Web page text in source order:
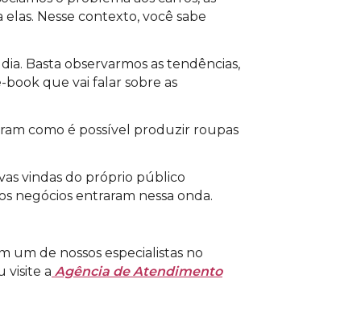
Nesse contexto, você sabe
Basta observarmos as tendências,
que vai falar sobre as
como é possível produzir roupas
vindas do próprio público
negócios entraram nessa onda.
um de nossos especialistas no
visite a Agência de Atendimento